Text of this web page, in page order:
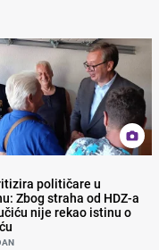
političare u
Zbog straha od HDZ-a
nije rekao istinu o